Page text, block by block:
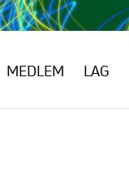
MEDLEM LAG